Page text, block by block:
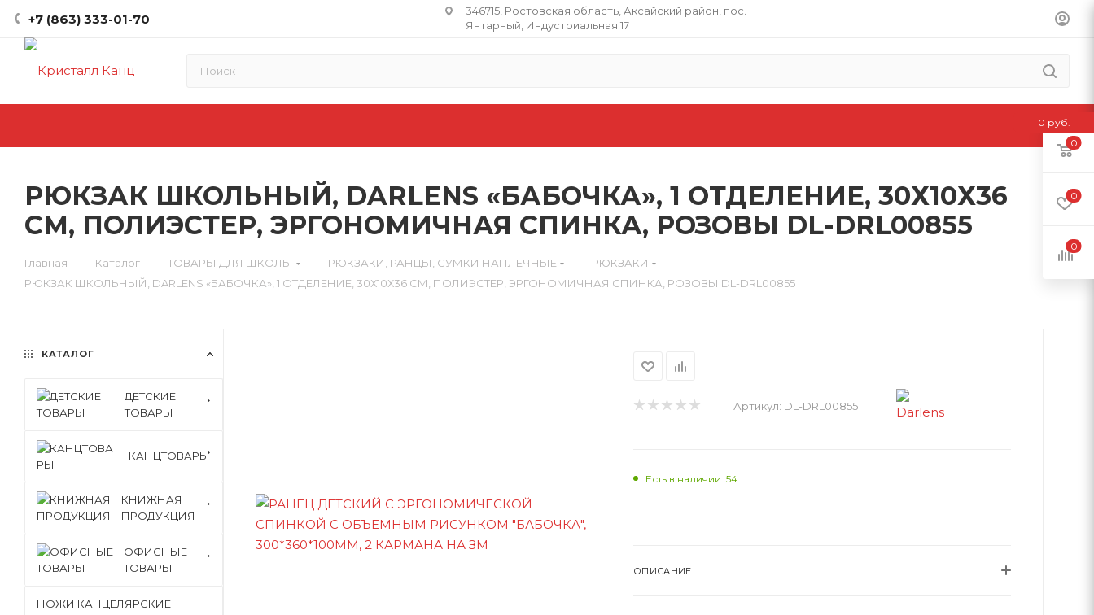
+7 (863) 333-01-70
346715, Ростовская область​, Аксайский район, пос.
Янтарный, Индустриальная 17
РЮКЗАК ШКОЛЬНЫЙ, DARLENS «БАБОЧКА», 1 ОТДЕЛЕНИЕ, 30Х10Х36
СМ, ПОЛИЭСТЕР, ЭРГОНОМИЧНАЯ СПИНКА, РОЗОВЫ DL-DRL00855
Главная — Каталог — ТОВАРЫ ДЛЯ ШКОЛЫ — РЮКЗАКИ, РАНЦЫ, СУМКИ НАПЛЕЧНЫЕ — РЮКЗАКИ —
РЮКЗАК ШКОЛЬНЫЙ, DARLENS «БАБОЧКА», 1 ОТДЕЛЕНИЕ, 30Х10Х36 СМ, ПОЛИЭСТЕР, ЭРГОНОМИЧНАЯ СПИНКА, РОЗОВЫ DL-DRL00855
Артикул: DL-DRL00855
Есть в наличии: 54
ОПИСАНИЕ
КАТАЛОГ
ДЕТСКИЕ
ТОВАРЫ
КАНЦТОВАРЫ
КНИЖНАЯ
ПРОДУКЦИЯ
ОФИСНЫЕ
ТОВАРЫ
НОЖИ КАНЦЕЛЯРСКИЕ
0
0
0
0 руб.